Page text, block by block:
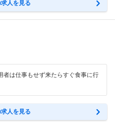
人を見る
者は仕事もせず来たらすぐ食事に行
人を見る